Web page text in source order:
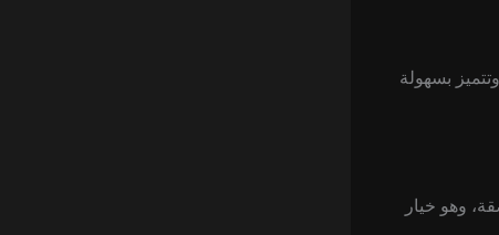
بسهولة
وهو خيار